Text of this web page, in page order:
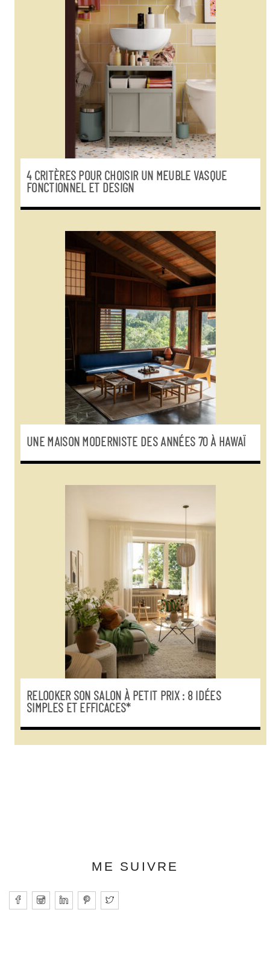
4 CRITÈRES POUR CHOISIR UN MEUBLE VASQUE
FONCTIONNEL ET DESIGN
UNE MAISON MODERNISTE DES ANNÉES 70 À HAWAÏ
RELOOKER SON SALON À PETIT PRIX : 8 IDÉES
SIMPLES ET EFFICACES*
ME SUIVRE